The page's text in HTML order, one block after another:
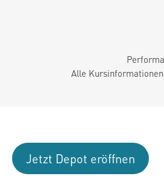
Alle
Jetzt Depot eröffnen